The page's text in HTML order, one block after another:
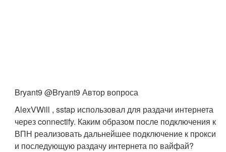
Bryant9 @Bryant9 Автор вопроса
AlexVWill , sstap использовал для раздачи интернета
через connectify. Каким образом после подключения к
ВПН реализовать дальнейшее подключение к прокси
и последующую раздачу интернета по вайфай?